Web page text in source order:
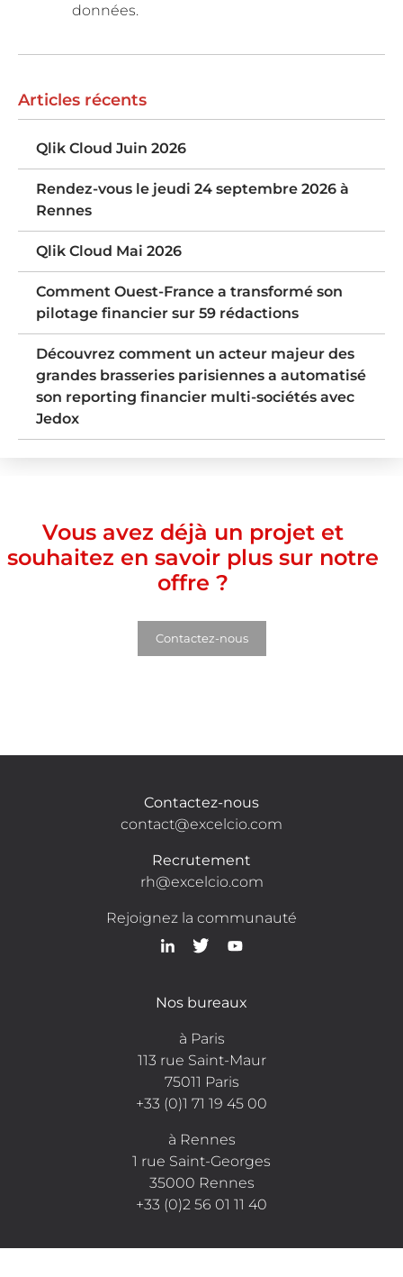
données.
Articles récents
Qlik Cloud Juin 2026
Rendez-vous le jeudi 24 septembre 2026 à
Rennes
Qlik Cloud Mai 2026
Comment Ouest-France a transformé son
pilotage financier sur 59 rédactions
Découvrez comment un acteur majeur des
grandes brasseries parisiennes a automatisé
son reporting financier multi-sociétés avec
Jedox
Vous avez déjà un projet et
souhaitez en savoir plus sur notre
offre ?
Contactez-nous
Contactez-nous
contact@excelcio.com
Recrutement
rh@excelcio.com
Rejoignez la communauté
Nos bureaux
à Paris
113 rue Saint-Maur
75011 Paris
+33 (0)1 71 19 45 00
à Rennes
1 rue Saint-Georges
35000 Rennes
+33 (0)2 56 01 11 40